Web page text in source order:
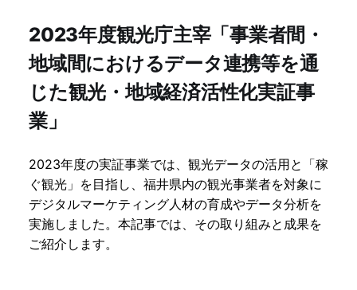
2023年度観光庁主宰「事業者間・
地域間におけるデータ連携等を通
じた観光・地域経済活性化実証事
業」
2023年度の実証事業では、観光データの活用と「稼
ぐ観光」を目指し、福井県内の観光事業者を対象に
デジタルマーケティング人材の育成やデータ分析を
実施しました。本記事では、その取り組みと成果を
ご紹介します。